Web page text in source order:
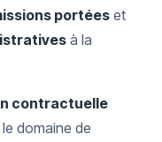
portées et
à la
contractuelle
domaine de